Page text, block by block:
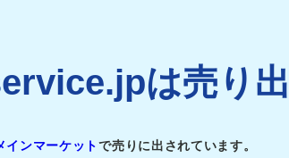
は売り
インマーケットで売りに出されています。